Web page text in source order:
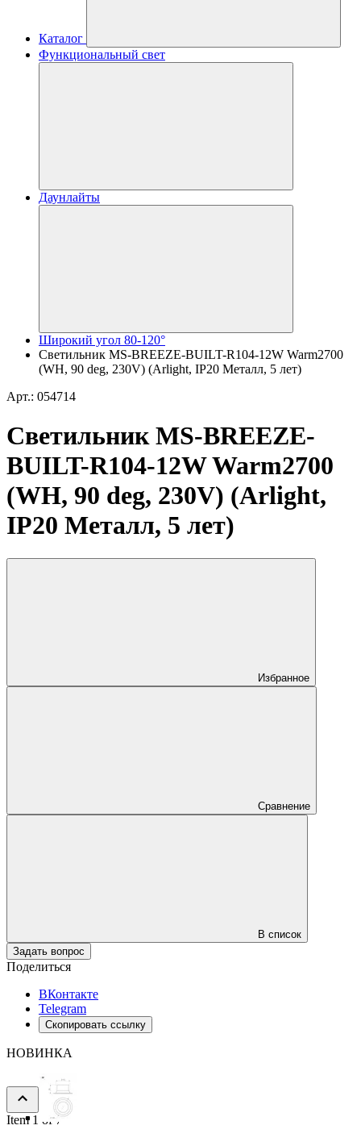
Каталог
Функциональный свет
Даунлайты
Широкий угол 80-120°
Светильник MS-BREEZE-BUILT-R104-12W Warm2700
(WH, 90 deg, 230V) (Arlight, IP20 Металл, 5 лет)
Арт.: 054714
Светильник MS-BREEZE-
BUILT-R104-12W Warm2700
(WH, 90 deg, 230V) (Arlight,
IP20 Металл, 5 лет)
Избранное
Сравнение
В список
Задать вопрос
Поделиться
ВКонтакте
Telegram
Скопировать ссылку
НОВИНКА
Item 1 of 7